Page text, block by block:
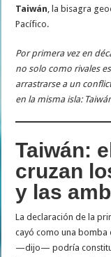
Taiwán, la bisagra
Pacífico.
Por primera vez en
no solo como rivales
arrastrarse a un
en la misma isla:
Taiwán:
cruzan
y las
La declaración de la
cayó como una bomba
—dijo— podría